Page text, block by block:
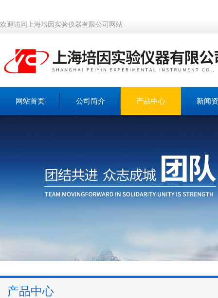
欢迎访问上海培因实验仪器有限公司网站
网站首页 公司简介 产品中心 新闻
产品中心